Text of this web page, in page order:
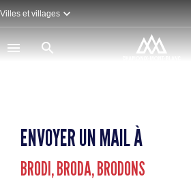
Aller
au
contenu
principal
Villes et villages
ENVOYER UN MAIL À
BRODI, BRODA, BRODONS